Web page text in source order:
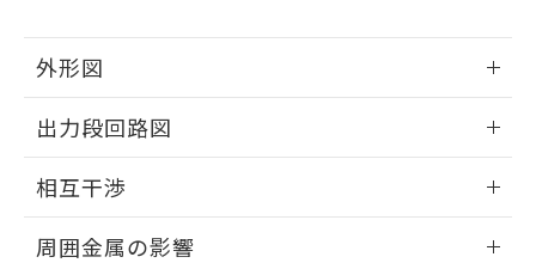
外形図
外形図
出力段回路図
出力段回路図
相互干渉
周囲金属の影響
※当社の共同利用者とは、"個人情報
の共同利用に関して"
用者の範囲」に記載されている法人を
とができます。
EU RoHS指令（10物質）の非含有証明書
51物質の非含有証明書（当社基準）
※本証明書は発行日時点で非含有を証明す
ものではありません。
また、RoHS指令のフタル酸エステル類４
物質の対応では、対応完了までの期間は出